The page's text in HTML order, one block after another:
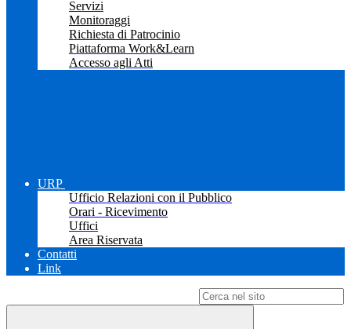
Servizi
Monitoraggi
Richiesta di Patrocinio
Piattaforma Work&Learn
Accesso agli Atti
URP
Ufficio Relazioni con il Pubblico
Orari - Ricevimento
Uffici
Area Riservata
Contatti
Link